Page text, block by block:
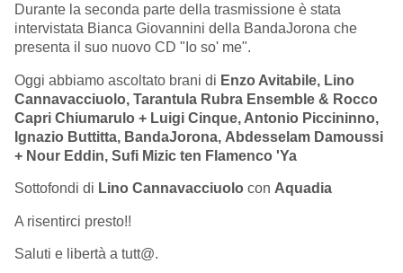
Durante la seconda parte della trasmissione è stata
intervistata Bianca Giovannini della BandaJorona che
presenta il suo nuovo CD "Io so' me".
Oggi abbiamo ascoltato brani di Enzo Avitabile, Lino
Cannavacciuolo, Tarantula Rubra Ensemble & Rocco
Capri Chiumarulo + Luigi Cinque, Antonio Piccininno,
Ignazio Buttitta, BandaJorona, Abdesselam Damoussi
+ Nour Eddin, Sufi Mizic ten Flamenco 'Ya
Sottofondi di Lino Cannavacciuolo con Aquadia
A risentirci presto!!
Saluti e libertà a tutt@.